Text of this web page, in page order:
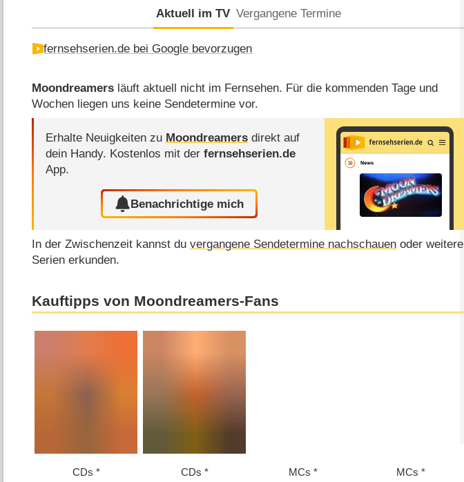
Aktuell im TV Vergangene Termine
fernsehserien.de bei Google bevorzugen
Moondreamers läuft aktuell nicht im Fernsehen. Für die kommenden Tage und
Wochen liegen uns keine Sendetermine vor.
Erhalte Neuigkeiten zu Moondreamers direkt auf
dein Handy. Kostenlos mit derfernsehserien.de
App.
Benachrichtige mich
In der Zwischenzeit kannst duvergangene Sendetermine nachschauen oder weitere
Serien erkunden.
Kauftipps von Moondreamers-Fans
CDs CDs MCs MCs